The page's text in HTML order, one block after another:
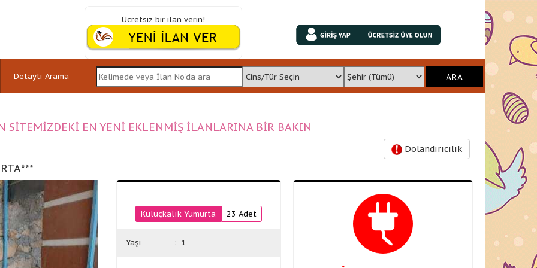
Ücretsiz bir ilan verin!
Detaylı Arama
SİTEMİZDEKİ EN YENİ EKLENMİŞ İLANLARINA BİR BAKIN
Dolandırıcılık
Kuluçkalık Yumurta 23 Adet
Yaşı : 1